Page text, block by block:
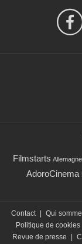
Filmstarts Allemagne
AdoroCinema
Contact | Qui
Politique de cookies
Revue de presse
|